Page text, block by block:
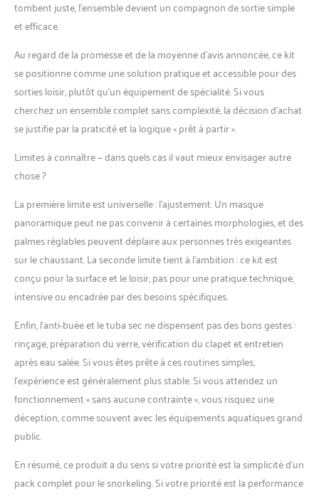
tombent juste, l’ensemble devient un compagnon de sortie simple
et efficace.
Au regard de la promesse et de la moyenne d’avis annoncée, ce kit
se positionne comme une solution pratique et accessible pour des
sorties loisir, plutôt qu’un équipement de spécialité. Si vous
cherchez un ensemble complet sans complexité, la décision d’achat
se justifie par la praticité et la logique « prêt à partir ».
Limites à connaître — dans quels cas il vaut mieux envisager autre
chose ?
La première limite est universelle : l’ajustement. Un masque
panoramique peut ne pas convenir à certaines morphologies, et des
palmes réglables peuvent déplaire aux personnes très exigeantes
sur le chaussant. La seconde limite tient à l’ambition : ce kit est
conçu pour la surface et le loisir, pas pour une pratique technique,
intensive ou encadrée par des besoins spécifiques.
Enfin, l’anti-buée et le tuba sec ne dispensent pas des bons gestes :
rinçage, préparation du verre, vérification du clapet et entretien
après eau salée. Si vous êtes prête à ces routines simples,
l’expérience est généralement plus stable. Si vous attendez un
fonctionnement « sans aucune contrainte », vous risquez une
déception, comme souvent avec les équipements aquatiques grand
public.
En résumé, ce produit a du sens si votre priorité est la simplicité d’un
pack complet pour le snorkeling. Si votre priorité est la performance